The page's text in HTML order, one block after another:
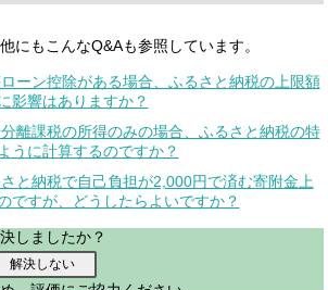
にもこんなQ&Aも参照しています。
ーン控除がある場合、ふるさと納税の上限額
影響はありますか？
離課税の所得のみの場合、ふるさと納税の特
うに計算するのですか？
と納税で自己負担が2,000円で済む寄附金上
ですが、どうしたらよいですか？
しましたか？